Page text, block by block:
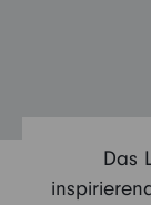
Institutioneller
Login
Das